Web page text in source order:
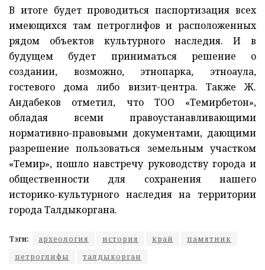
В итоге будет проводиться паспортизация всех
имеющихся там петроглифов и расположенных
рядом объектов культурного наследия. И в
будущем будет приниматься решение о
создании, возможно, этнопарка, этноаула,
гостевого дома либо визит-центра. Также Ж.
Андабеков отметил, что ТОО «Темирбетон»,
обладая всеми правоустанавливающими
нормативно-правовыми документами, дающими
разрешение пользоваться земельным участком
«Темир», пошло навстречу руководству города и
общественности для сохранения нашего
историко-культурного наследия на территории
города Талдыкоргана.
Тэги: археология история край
памятник
петроглифы
талдыкорган